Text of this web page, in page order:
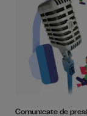
Comunicate de